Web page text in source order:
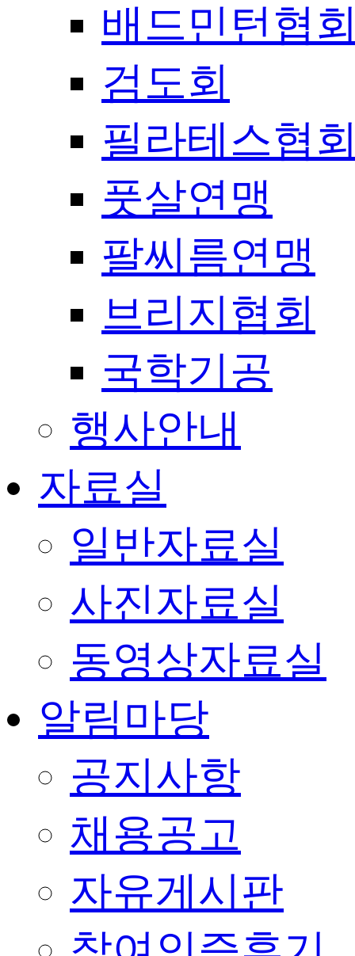
배드민턴협
검도회
필라테스협
풋살연맹
팔씨름연맹
브리지협회
국학기공
행사안내
자료실
일반자료실
사진자료실
동영상자료실
알림마당
공지사항
채용공고
자유게시판